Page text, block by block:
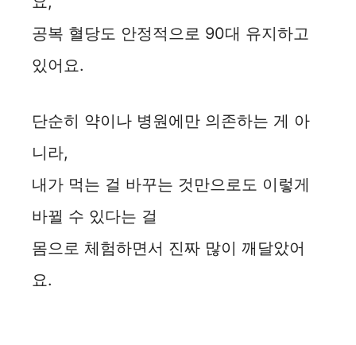
공복 혈당도 안정적으로 90대 유지하고
있어요.
단순히 약이나 병원에만 의존하는 게 아
니라,
내가 먹는 걸 바꾸는 것만으로도 이렇게
바뀔 수 있다는 걸
몸으로 체험하면서 진짜 많이 깨달았어
요.